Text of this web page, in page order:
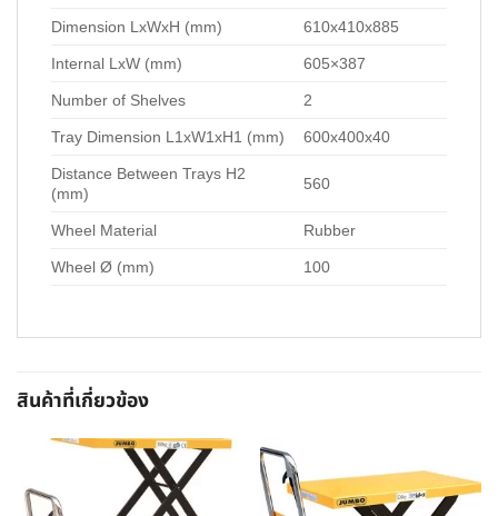
Dimension LxWxH (mm) 610x410x885
Internal LxW (mm) 605×387
Number of Shelves 2
Tray Dimension L1xW1xH1 (mm) 600x400x40
Distance Between Trays H2
(mm)
560
Wheel Material Rubber
Wheel Ø (mm) 100
สินค้าที่เกี่ยวข้อง